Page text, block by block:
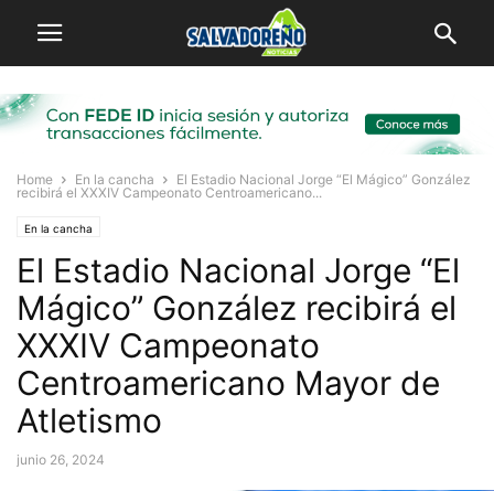
Home En la cancha
El Estadio Nacional Jorge “El Mágico” González
recibirá el XXXIV Campeonato Centroamericano...
En la cancha
El Estadio Nacional Jorge “El
Mágico” González recibirá el
XXXIV Campeonato
Centroamericano Mayor de
Atletismo
junio 26, 2024